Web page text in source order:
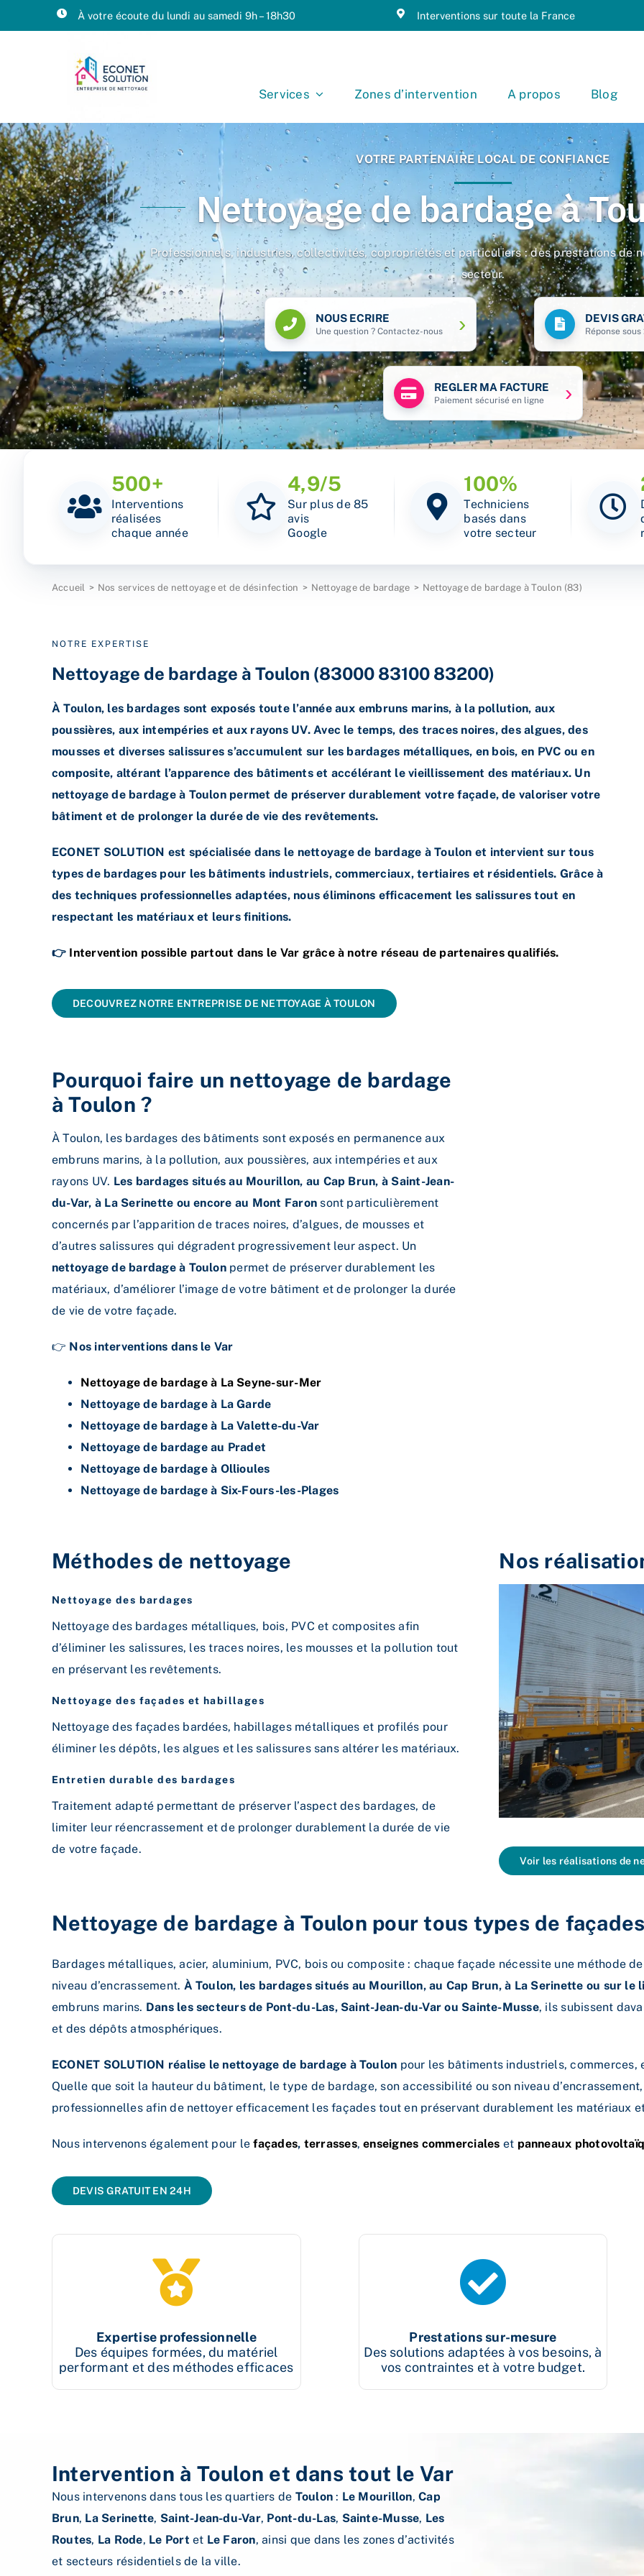
au
À votre écoute du lundi au samedi 9h – 18h30 Interventions sur toute la France
Services Zones d’intervention A propos Blog
VOTRE PARTENAIRE LOCAL DE CONFIANCE
Nettoyage de bardage à
Professionnels, industries, collectivités, copropriétés et particuliers : des prestations de
secteur.
NOUS ECRIRE DEVIS
REGLER MA FACTURE
500+
Interventions
réalisées
chaque année
4,9/5
Sur plus de 85
avis
Google
100%
Techniciens
basés dans
votre secteur
Accueil Nos services de nettoyage et de désinfection Nettoyage de bardage Nettoyage de bardage à Toulon (83)
NOTRE EXPERTISE
Nettoyage de bardage à Toulon (83000 83100 83200)
À Toulon, les bardages sont exposés toute l’année aux embruns marins, à la pollution, aux
poussières, aux intempéries et aux rayons UV. Avec le temps, des traces noires, des algues, des
mousses et diverses salissures s’accumulent sur les bardages métalliques, en bois, en PVC ou en
composite, altérant l’apparence des bâtiments et accélérant le vieillissement des matériaux. Un
nettoyage de bardage à Toulon permet de préserver durablement votre façade, de valoriser votre
bâtiment et de prolonger la durée de vie des revêtements.
ECONET SOLUTION est spécialisée dans le nettoyage de bardage à Toulon et intervient sur tous
types de bardages pour les bâtiments industriels, commerciaux, tertiaires et résidentiels. Grâce à
des techniques professionnelles adaptées, nous éliminons efficacement les salissures tout en
respectant les matériaux et leurs finitions.
👉 Intervention possible partout dans le Var grâce à notre réseau de partenaires qualifiés.
DECOUVREZ NOTRE ENTREPRISE DE NETTOYAGE À TOULON
Pourquoi faire un nettoyage de bardage
à Toulon ?
À Toulon, les bardages des bâtiments sont exposés en permanence aux
embruns marins, à la pollution, aux poussières, aux intempéries et aux
rayons UV. Les bardages situés au Mourillon, au Cap Brun, à Saint-Jean-
du-Var, à La Serinette ou encore au Mont Faron sont particulièrement
concernés par l’apparition de traces noires, d’algues, de mousses et
d’autres salissures qui dégradent progressivement leur aspect. Un
nettoyage de bardage à Toulonpermet de préserver durablement les
matériaux, d’améliorer l’image de votre bâtiment et de prolonger la durée
de vie de votre façade.
👉 Nos interventions dans le Var
Nettoyage de bardage à La Seyne-sur-Mer
Nettoyage de bardage à La Garde
Nettoyage de bardage à La Valette-du-Var
Nettoyage de bardage au Pradet
Nettoyage de bardage à Ollioules
Nettoyage de bardage à Six-Fours-les-Plages
Méthodes de nettoyage
Nettoyage des bardages
Nettoyage des bardages métalliques, bois, PVC et composites afin
d’éliminer les salissures, les traces noires, les mousses et la pollution tout
en préservant les revêtements.
Nettoyage des façades et habillages
Nettoyage des façades bardées, habillages métalliques et profilés pour
éliminer les dépôts, les algues et les salissures sans altérer les matériaux.
Entretien durable des bardages
Traitement adapté permettant de préserver l’aspect des bardages, de
limiter leur réencrassement et de prolonger durablement la durée de vie
de votre façade.
Nos
Voir les réalisations de
Nettoyage de bardage à Toulon pour tous types de
Bardages métalliques, acier, aluminium, PVC, bois ou composite : chaque façade nécessite une méthode
niveau d’encrassement. À Toulon, les bardages situés au Mourillon, au Cap Brun, à La Serinette ou sur le
embruns marins. Dans les secteurs de Pont-du-Las, Saint-Jean-du-Var ou Sainte-Musse, ils subissent
et des dépôts atmosphériques.
ECONET SOLUTION réalise le nettoyage de bardage à Toulon pour les bâtiments industriels,
Quelle que soit la hauteur du bâtiment, le type de bardage, son accessibilité ou son niveau
professionnelles afin de nettoyer efficacement les façades tout en préservant durablement les matériaux
Nous intervenons également pour lefaçades, terrasses,enseignes commerciales et panneaux
DEVIS GRATUIT EN 24H
Expertise professionnelle
Des équipes formées, du matériel
performant et des méthodes efficaces
Prestations sur-mesure
Des solutions adaptées à vos besoins, à
vos contraintes et à votre budget.
Intervention à Toulon et dans tout le Var
Nous intervenons dans tous les quartiers de Toulon : Le Mourillon,Cap
Brun, La Serinette, Saint-Jean-du-Var, Pont-du-Las, Sainte-Musse, Les
Routes, La Rode, Le Port et Le Faron, ainsi que dans les zones d’activités
et secteurs résidentiels de la ville.